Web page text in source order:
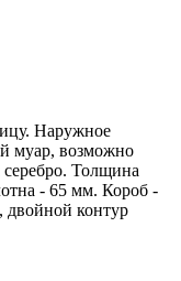
Наружное
муар, возможно
серебро. Толщина
- 65 мм. Короб -
двойной контур